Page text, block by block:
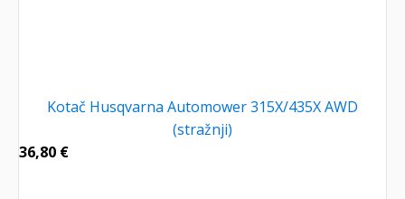
Kotač Husqvarna Automower 315X/435X AWD
(stražnji)
36,80 €